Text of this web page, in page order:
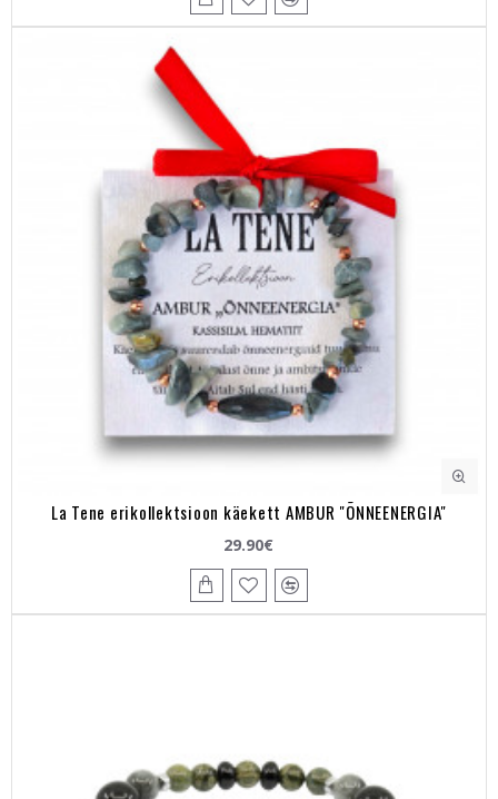
La Tene erikollektsioon käekett AMBUR "ÕNNEENERGIA"
29.90€